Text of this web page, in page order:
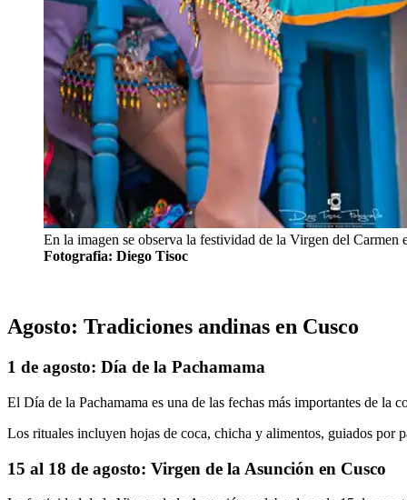
En la imagen se observa la festividad de la Virgen del Carmen
Fotografia: Diego Tisoc
Agosto: Tradiciones andinas en Cusco
1 de agosto: Día de la Pachamama
El Día de la Pachamama es una de las fechas más importantes de la
Los rituales incluyen hojas de coca, chicha y alimentos, guiados por
15 al 18 de agosto: Virgen de la Asunción en Cusco